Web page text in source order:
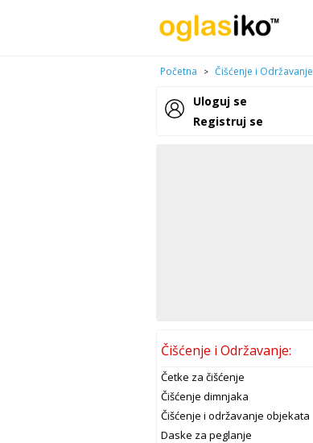
Početna > Čišćenje i Održavanje
Uloguj se
Registruj se
Čišćenje i Održavanje:
Četke za čišćenje
Čišćenje dimnjaka
Čišćenje i održavanje objekata
Daske za peglanje